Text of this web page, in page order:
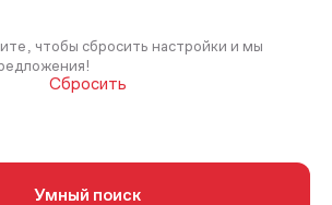
чтобы сбросить настройки и мы
Сбросить
Умный поиск